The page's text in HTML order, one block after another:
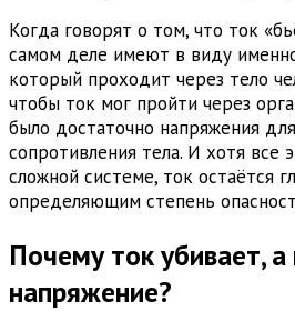
Когда говорят о том, что ток
самом деле имеют в виду
который проходит через тело
чтобы ток мог пройти через
было достаточно напряжения
сопротивления тела. И хотя все
сложной системе, ток остаётся
определяющим степень
Почему ток убивает, а
напряжение?